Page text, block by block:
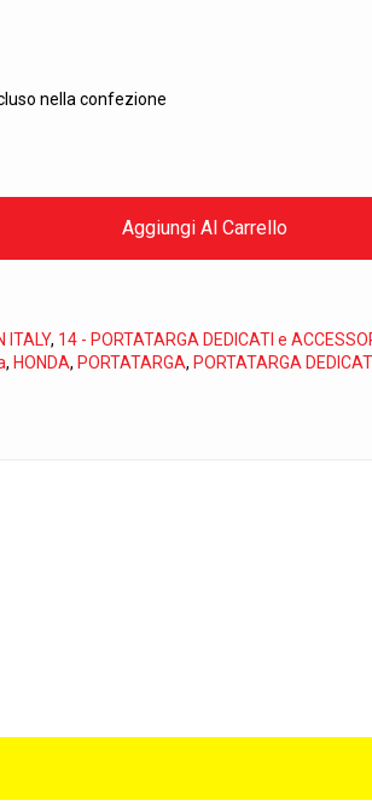
nella confezione
Aggiungi Al Carrello
ITALY, 14 - PORTATARGA DEDICATI e
, HONDA, PORTATARGA, PORTATARGA